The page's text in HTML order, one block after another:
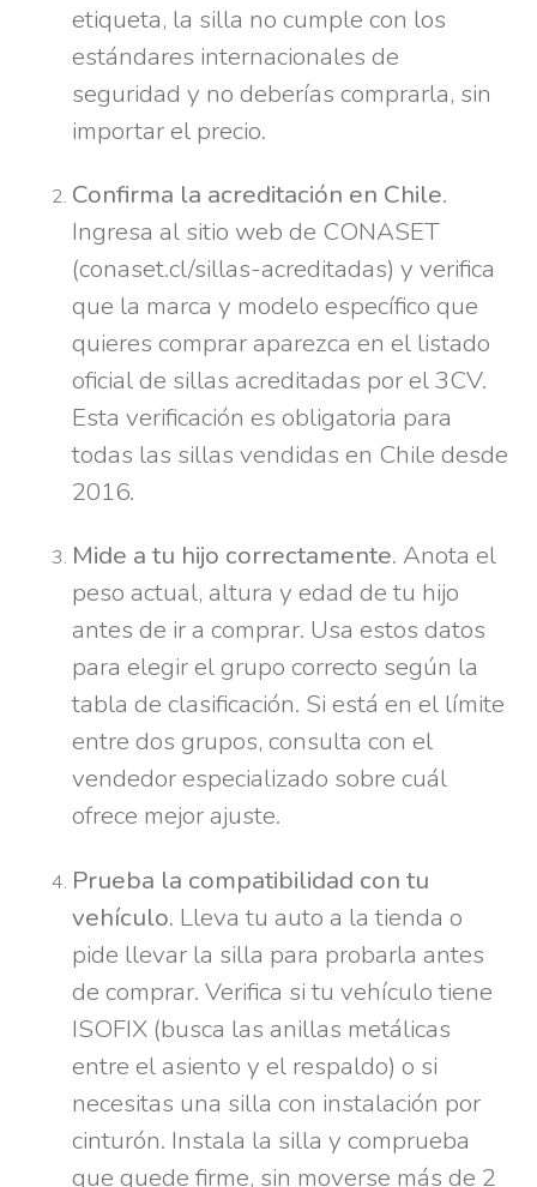
etiqueta, la silla no cumple con los
estándares internacionales de
seguridad y no deberías comprarla, sin
importar el precio.
Confirma la acreditación en Chile.
Ingresa al sitio web de CONASET
(conaset.cl/sillas-acreditadas) y verifica
que la marca y modelo específico que
quieres comprar aparezca en el listado
oficial de sillas acreditadas por el 3CV.
Esta verificación es obligatoria para
todas las sillas vendidas en Chile desde
2016.
Mide a tu hijo correctamente. Anota el
peso actual, altura y edad de tu hijo
antes de ir a comprar. Usa estos datos
para elegir el grupo correcto según la
tabla de clasificación. Si está en el límite
entre dos grupos, consulta con el
vendedor especializado sobre cuál
ofrece mejor ajuste.
Prueba la compatibilidad con tu
vehículo. Lleva tu auto a la tienda o
pide llevar la silla para probarla antes
de comprar. Verifica si tu vehículo tiene
ISOFIX (busca las anillas metálicas
entre el asiento y el respaldo) o si
necesitas una silla con instalación por
cinturón. Instala la silla y comprueba
que quede firme, sin moverse más de 2